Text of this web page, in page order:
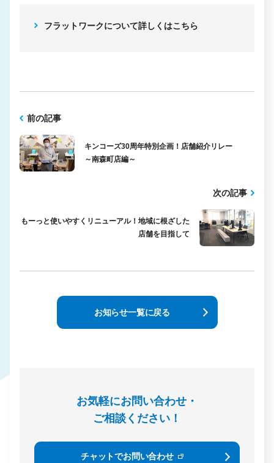
フラットワークについて詳しくはこちら
前の記事
キンコーズ30周年特別企画！店舗紹介リレー
～南森町店編～
次の記事
もーっと使いやすくリニューアル！地域に根ざした
店舗を目指して
お知らせ一覧に戻る
お気軽にお問い合わせ・
ご相談ください！
チャットでお問い合わせ